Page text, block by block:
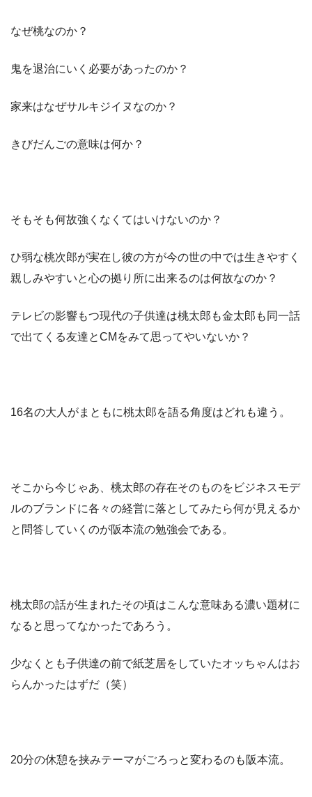
なぜ桃なのか？
鬼を退治にいく必要があったのか？
家来はなぜサルキジイヌなのか？
きびだんごの意味は何か？
そもそも何故強くなくてはいけないのか？
ひ弱な桃次郎が実在し彼の方が今の世の中では生きやすく
親しみやすいと心の拠り所に出来るのは何故なのか？
テレビの影響もつ現代の子供達は桃太郎も金太郎も同一話
で出てくる友達とCMをみて思ってやいないか？
16名の大人がまともに桃太郎を語る角度はどれも違う。
そこから今じゃあ、桃太郎の存在そのものをビジネスモデ
ルのブランドに各々の経営に落としてみたら何が見えるか
と問答していくのが阪本流の勉強会である。
桃太郎の話が生まれたその頃はこんな意味ある濃い題材に
なると思ってなかったであろう。
少なくとも子供達の前で紙芝居をしていたオッちゃんはお
らんかったはずだ（笑）
20分の休憩を挟みテーマがごろっと変わるのも阪本流。